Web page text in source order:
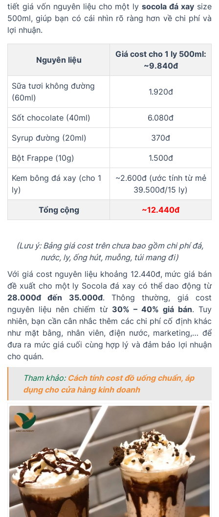
tiết giá vốn nguyên liệu cho một lysocola đá xay size
500ml, giúp bạn có cái nhìn rõ ràng hơn về chi phí và
lợi nhuận.
Nguyên liệu
Giá cost cho 1 ly 500ml:
~9.840đ
Sữa tươi không đường
(60ml)
1.920đ
Sốt chocolate (40ml) 6.080đ
Syrup đường (20ml) 370đ
Bột Frappe (10g) 1.500đ
Kem bông đá xay (cho 1
ly)
~2.600đ (ước tính từ mẻ
39.500đ/15 ly)
Tổng cộng ~12.440đ
(Lưu ý: Bảng giá cost trên chưa bao gồm chi phí đá,
nước, ly, ống hút, muỗng, túi mang đi)
Với giá cost nguyên liệu khoảng 12.440đ, mức giá bán
đề xuất cho một ly Socola đá xay có thể dao động từ
28.000đ đến 35.000đ. Thông thường, giá cost
nguyên liệu nên chiếm từ 30% – 40% giá bán. Tuy
nhiên, bạn cần cân nhắc thêm các chi phí cố định khác
như mặt bằng, nhân viên, điện nước, marketing,… để
đưa ra mức giá cuối cùng hợp lý và đảm bảo lợi nhuận
cho quán.
Tham khảo: Cách tính cost đồ uống chuẩn, áp
dụng cho cửa hàng kinh doanh